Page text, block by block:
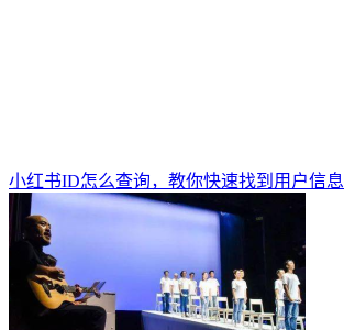
小红书ID怎么查询，教你快速找到用户信息